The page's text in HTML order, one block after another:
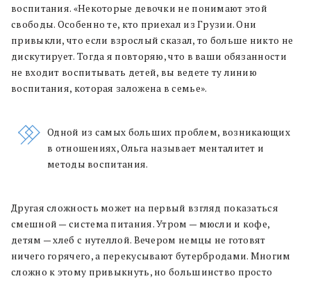
воспитания. «Некоторые девочки не понимают этой
свободы. Особенно те, кто приехал из Грузии. Они
привыкли, что если взрослый сказал, то больше никто не
дискутирует. Тогда я повторяю, что в ваши обязанности
не входит воспитывать детей, вы ведете ту линию
воспитания, которая заложена в семье».
Одной из самых больших проблем, возникающих
в отношениях, Ольга называет менталитет и
методы воспитания.
Другая сложность может на первый взгляд показаться
смешной — система питания. Утром — мюсли и кофе,
детям — хлеб с нутеллой. Вечером немцы не готовят
ничего горячего, а перекусывают бутербродами. Многим
сложно к этому привыкнуть, но большинство просто